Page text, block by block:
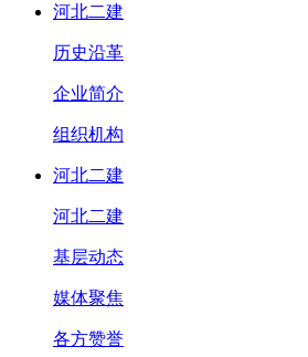
河北二建
历史沿革
企业简介
组织机构
河北二建
河北二建
基层动态
媒体聚焦
各方赞誉